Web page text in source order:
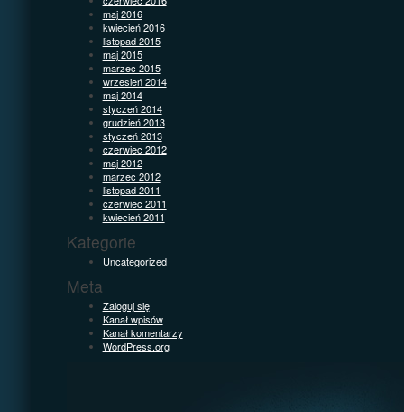
maj 2016
kwiecień 2016
listopad 2015
maj 2015
marzec 2015
wrzesień 2014
maj 2014
styczeń 2014
grudzień 2013
styczeń 2013
czerwiec 2012
maj 2012
marzec 2012
listopad 2011
czerwiec 2011
kwiecień 2011
Kategorie
Uncategorized
Meta
Zaloguj się
Kanał wpisów
Kanał komentarzy
WordPress.org